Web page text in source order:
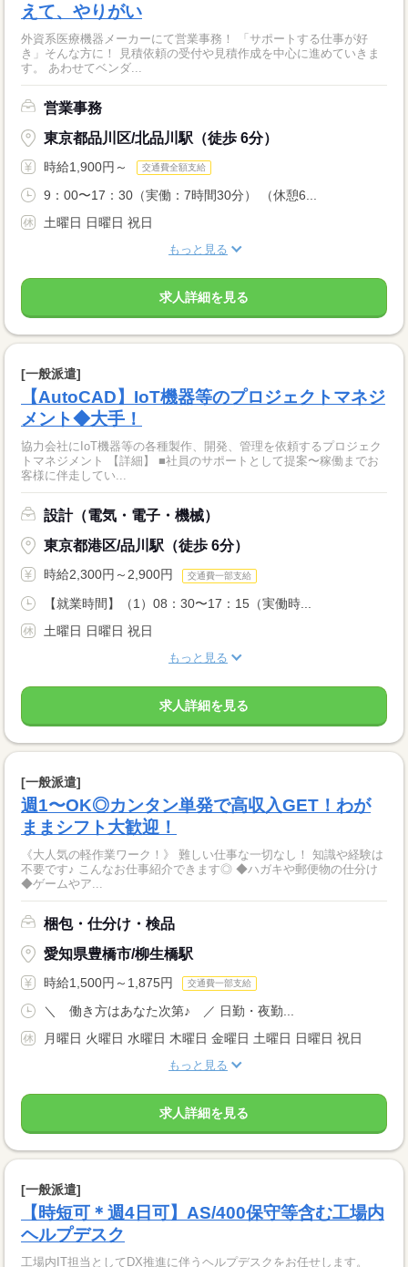
えて、やりがい
外資系医療機器メーカーにて営業事務！ 「サポートする仕事が好
き」そんな方に！ 見積依頼の受付や見積作成を中心に進めていきま
す。 あわせてベンダ...
営業事務
東京都品川区/北品川駅（徒歩 6分）
時給1,900円～ 交通費全額支給
9：00〜17：30（実働：7時間30分） （休憩6...
土曜日 日曜日 祝日
もっと見る
求人詳細を見る
[一般派遣]
【AutoCAD】IoT機器等のプロジェクトマネジ
メント◆大手！
協力会社にIoT機器等の各種製作、開発、管理を依頼するプロジェク
トマネジメント 【詳細】 ■社員のサポートとして提案〜稼働までお
客様に伴走してい...
設計（電気・電子・機械）
東京都港区/品川駅（徒歩 6分）
時給2,300円～2,900円 交通費一部支給
【就業時間】（1）08：30〜17：15（実働時...
土曜日 日曜日 祝日
もっと見る
求人詳細を見る
[一般派遣]
週1〜OK◎カンタン単発で高収入GET！わが
ままシフト大歓迎！
《大人気の軽作業ワーク！》 難しい仕事な一切なし！ 知識や経験は
不要です♪ こんなお仕事紹介できます◎ ◆ハガキや郵便物の仕分け
◆ゲームやア...
梱包・仕分け・検品
愛知県豊橋市/柳生橋駅
時給1,500円～1,875円 交通費一部支給
＼ 働き方はあなた次第♪ ／ 日勤・夜勤...
月曜日 火曜日 水曜日 木曜日 金曜日 土曜日 日曜日 祝日
もっと見る
求人詳細を見る
[一般派遣]
【時短可＊週4日可】AS/400保守等含む工場内
ヘルプデスク
工場内IT担当としてDX推進に伴うヘルプデスクをお任せします。